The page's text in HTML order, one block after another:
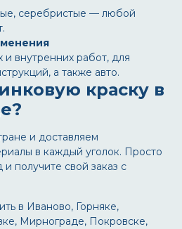
серебристые — любой
внутренних работ, для
а также авто.
краску в
и доставляем
в каждый уголок. Просто
получите свой заказ с
в Иваново, Горняке,
Мирнограде, Покровске,